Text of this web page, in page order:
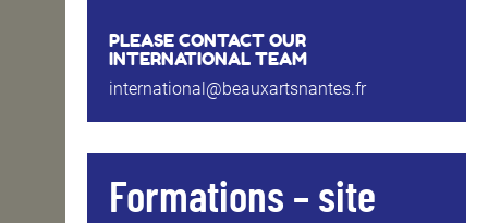
PLEASE CONTACT OUR
INTERNATIONAL TEAM
international@beauxartsnantes.fr
Formations – site